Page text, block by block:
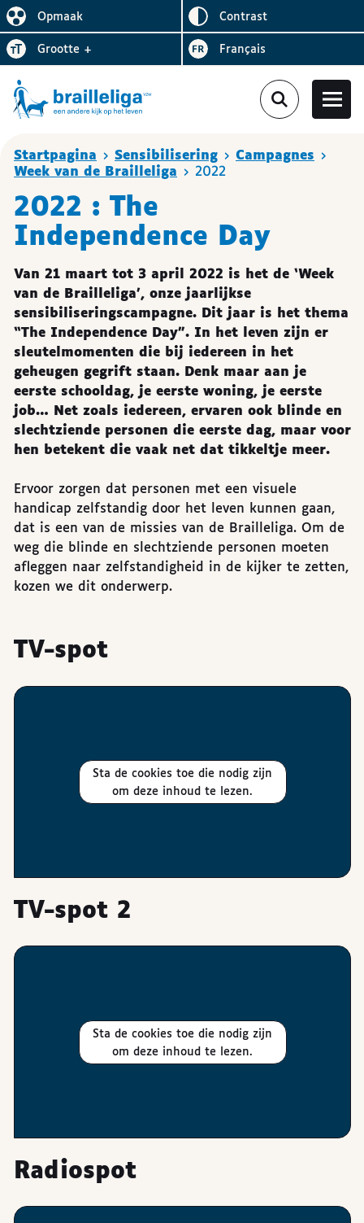
Opmaak
De lay-out vereenvoudigen
Omgekeerd
contrast
Letter
grootte vergroten
+ Visiter le site en
Français
Je bent hier
Startpagina Sensibilisering
Campagnes
Week van de Brailleliga
2022
2022 : The
Independence Day
Van 21 maart tot 3 april 2022 is het de ‘Week
van de Brailleliga’, onze jaarlijkse
sensibiliseringscampagne. Dit jaar is het thema
“The Independence Day”. In het leven zijn er
sleutelmomenten die bij iedereen in het
geheugen gegrift staan. Denk maar aan je
eerste schooldag, je eerste woning, je eerste
job… Net zoals iedereen, ervaren ook blinde en
slechtziende personen die eerste dag, maar voor
hen betekent die vaak net dat tikkeltje meer.
Ervoor zorgen dat personen met een visuele
handicap zelfstandig door het leven kunnen gaan,
dat is een van de missies van de Brailleliga. Om de
weg die blinde en slechtziende personen moeten
afleggen naar zelfstandigheid in de kijker te zetten,
kozen we dit onderwerp.
TV-spot
Sta de cookies toe die nodig zijn
om deze inhoud te lezen.
TV-spot 2
Sta de cookies toe die nodig zijn
om deze inhoud te lezen.
Radiospot